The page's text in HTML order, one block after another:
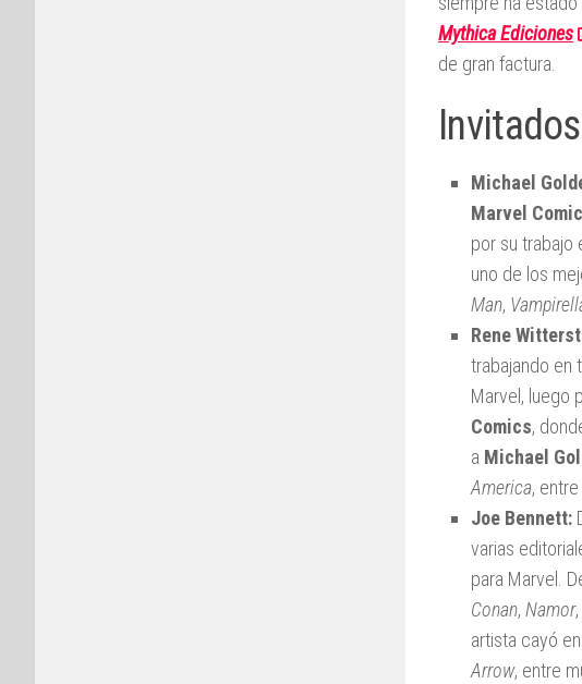
Mythica Ediciones
de gran factura.
Michael
Marvel
por su trabajo
uno de los
Man,
Rene
trabajando en
Marvel, luego
Comics,
a Michael
America,
Joe Bennett:
varias
para Marvel.
Conan, Namor,
artista cayó
Arrow, entre